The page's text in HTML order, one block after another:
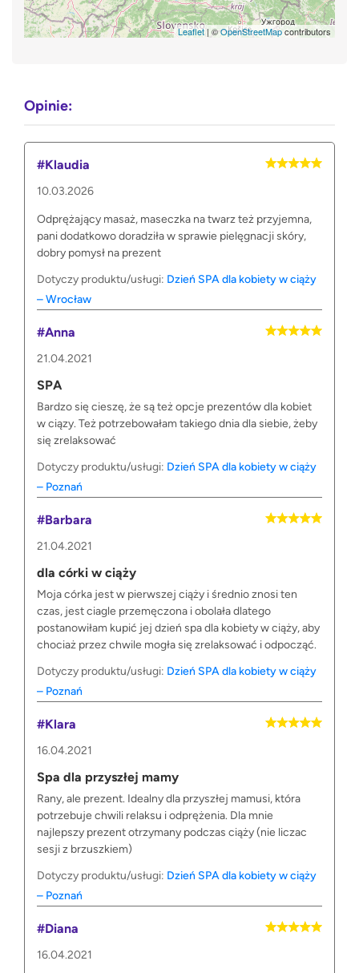
Leaflet | ©OpenStreetMapcontributors
Opinie:
#Klaudia
10.03.2026
Odprężający masaż, maseczka na twarz też przyjemna,
pani dodatkowo doradziła w sprawie pielęgnacji skóry,
dobry pomysł na prezent
Dotyczy produktu/usługi: Dzień SPA dla kobiety w ciąży
– Wrocław
#Anna
21.04.2021
SPA
Bardzo się cieszę, że są też opcje prezentów dla kobiet
w ciązy. Też potrzebowałam takiego dnia dla siebie, żeby
się zrelaksować
Dotyczy produktu/usługi: Dzień SPA dla kobiety w ciąży
– Poznań
#Barbara
21.04.2021
dla córki w ciąży
Moja córka jest w pierwszej ciąży i średnio znosi ten
czas, jest ciagle przemęczona i obolała dlatego
postanowiłam kupić jej dzień spa dla kobiety w ciąży, aby
chociaż przez chwile mogła się zrelaksować i odpocząć.
Dotyczy produktu/usługi: Dzień SPA dla kobiety w ciąży
– Poznań
#Klara
16.04.2021
Spa dla przyszłej mamy
Rany, ale prezent. Idealny dla przyszłej mamusi, która
potrzebuje chwili relaksu i odprężenia. Dla mnie
najlepszy prezent otrzymany podczas ciąży (nie liczac
sesji z brzuszkiem)
Dotyczy produktu/usługi: Dzień SPA dla kobiety w ciąży
– Poznań
#Diana
16.04.2021